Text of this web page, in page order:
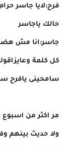
فرح:لايا جاسر
حالك ياجاسر
جاسر:انا مش
كل كلمة
سامحينى يافرح
مر اكثر من اسبوع
ولا حديث بينهم